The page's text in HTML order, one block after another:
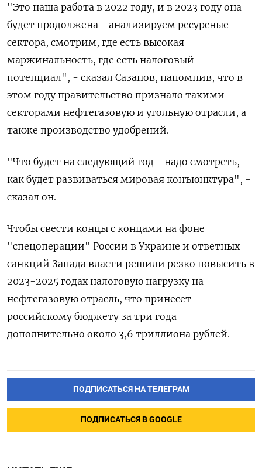
"Это наша работа в 2022 году, и в 2023 году она
будет продолжена - анализируем ресурсные
сектора, смотрим, где есть высокая
маржинальность, где есть налоговый
потенциал", - сказал Сазанов, напомнив, что в
этом году правительство признало такими
секторами нефтегазовую и угольную отрасли, а
также производство удобрений.
"Что будет на следующий год - надо смотреть,
как будет развиваться мировая конъюнктура", -
сказал он.
Чтобы свести концы с концами на фоне
"спецоперации" России в Украине и ответных
санкций Запада власти решили резко повысить в
2023-2025 годах налоговую нагрузку на
нефтегазовую отрасль, что принесет
российскому бюджету за три года
дополнительно около 3,6 триллиона рублей.
ПОДПИСАТЬСЯ НА ТЕЛЕГРАМ
ПОДПИСАТЬСЯ В GOOGLE